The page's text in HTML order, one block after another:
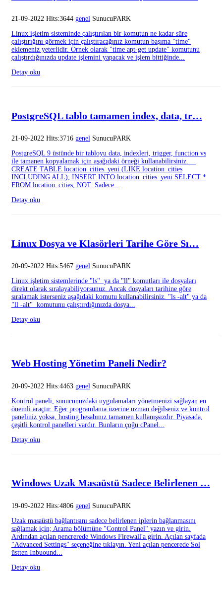
21-09-2022 Hits:3644 genel SunucuPARK
Linux işletim sisteminde çalıştırılan bir komutun ne kadar süre
çalıştırığını görmek için çalıştıracağınız komutun başıma "time"
eklemeniz yeterlidir. Örnek olarak "time apt-get update" komutunu
çalıştırdığınızda update işlemini yapacak ve işlem bittiğinde...
Detay oku
PostgreSQL tablo tamamen index, data, tr…
21-09-2022 Hits:3716 genel SunucuPARK
PostgreSQL 9 üstünde bir tabloyu data, indexleri, trigger, function vs
ile tamanen kopyalamak için aşağıdaki örneği kullanabilirsiniz.
CREATE TABLE location_cities_yeni (LIKE location_cities
INCLUDING ALL); INSERT INTO location_cities_yeni SELECT *
FROM location_cities; NOT: Sadece...
Detay oku
Linux Dosya ve Klasörleri Tarihe Göre Sı…
20-09-2022 Hits:5467 genel SunucuPARK
Linux işletim sistemlerinde "ls" ya da "ll" komutları ile dosyaları
direkt olarak sıralayabiliyorsunuz. Ancak dosyaları tarihine göre
sıralamak isterseniz aşağıdaki komutu kullanabilirsiniz. "ls -alt" ya da
"ll -alt" komutunu çalıştırdığınızda dosya...
Detay oku
Web Hosting Yönetim Paneli Nedir?
20-09-2022 Hits:4463 genel SunucuPARK
Kontrol paneli, sunucunuzdaki uygulamaları yönetmenizi sağlayan en
önemli araçtır. Eğer programlama üzerine uzman değilseniz ve kontrol
paneliniz yoksa, hosting hesabınız tamamen kullanışsızdır. Piyasada,
çeşitli kontrol panelleri vardır. Bunların çoğu cPanel...
Detay oku
Windows Uzak Masaüstü Sadece Belirlenen …
19-09-2022 Hits:4806 genel SunucuPARK
Uzak masaüstü bağlantısını sadece belirlenen iplerin bağlanmasını
sağlamak için; Arama bölümüne "Control Panel" yazın ve girin.
Ardından açılan pencrerede Windows Firewall'a girin. Açılan sayfada
"Advanced Settings" seçeneğine tıklayın. Yeni açılan pencerede Sol
üstten Inbuound...
Detay oku